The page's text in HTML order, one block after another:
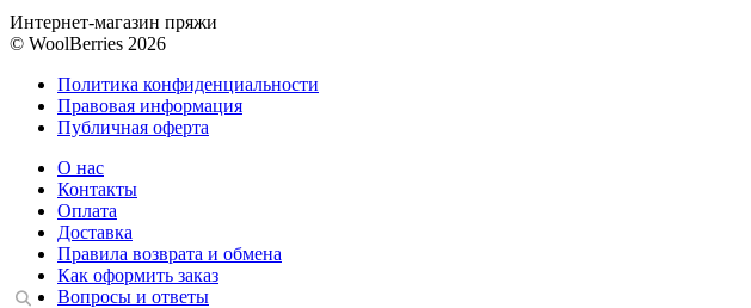
Интернет-магазин пряжи
© WoolBerries 2026
Политика конфиденциальности
Правовая информация
Публичная оферта
О нас
Контакты
Оплата
Доставка
Правила возврата и обмена
Как оформить заказ
Вопросы и ответы